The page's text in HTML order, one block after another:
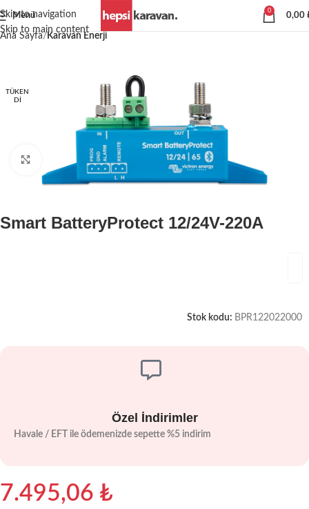
Skip to navigation
Skip to main content
Menü
0
0,00
Ana Sayfa Karavan Enerji
TÜKEN
DI
Büyütmek için tıklayın
Smart BatteryProtect 12/24V-220A
Stok kodu: BPR122022000
Özel İndirimler
Havale / EFT ile ödemenizde sepette %5 indirim
7.495,06 ₺